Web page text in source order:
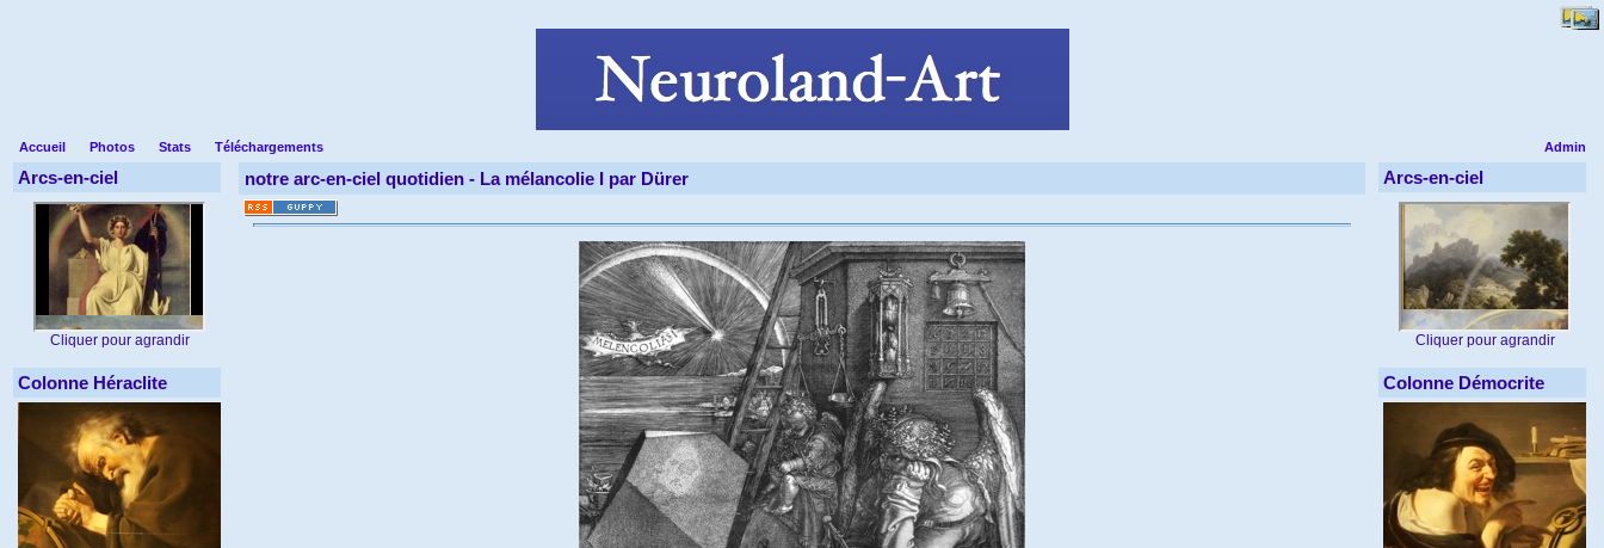
Admin
Accueil Photos Stats Téléchargements
Arcs-en-ciel
Cliquer pour agrandir
Colonne Héraclite
notre arc-en-ciel quotidien - La mélancolie I par Dürer Arcs-en-ciel
Cliquer pour agrandir
Colonne Démocrite